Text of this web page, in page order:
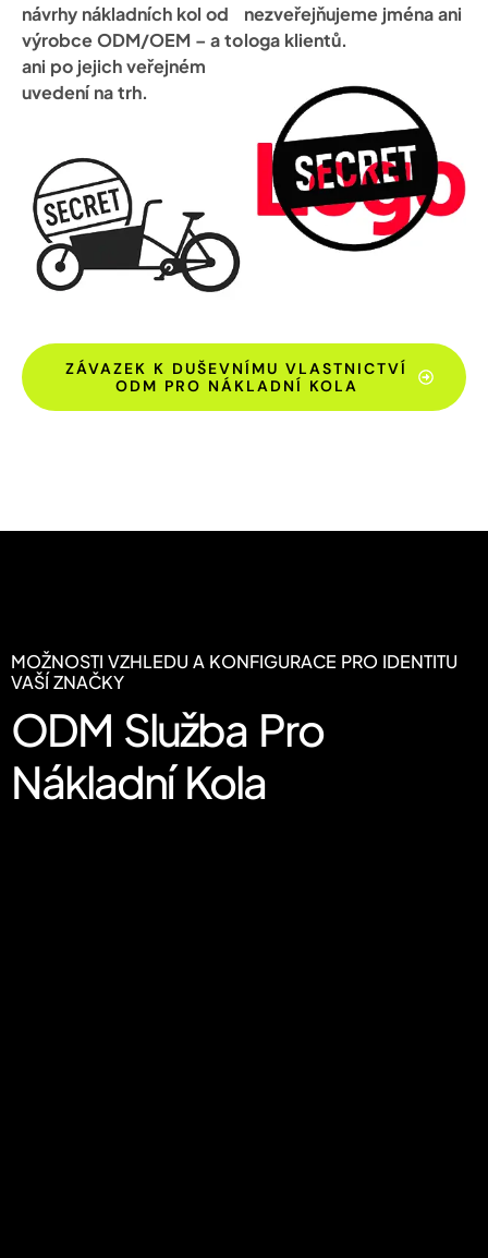
návrhy nákladních kol od
výrobce ODM/OEM – a to
ani po jejich veřejném
uvedení na trh.
nezveřejňujeme jména ani
loga klientů.
ZÁVAZEK K DUŠEVNÍMU VLASTNICTVÍ
ODM PRO NÁKLADNÍ KOLA
MOŽNOSTI VZHLEDU A KONFIGURACE PRO IDENTITU
VAŠÍ ZNAČKY
ODM Služba Pro
Nákladní Kola